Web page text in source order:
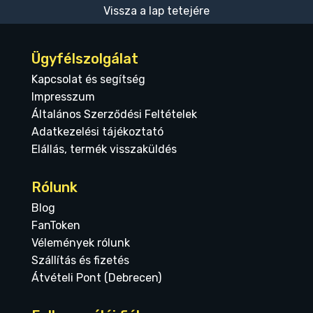
Vissza a lap tetejére
Ügyfélszolgálat
Kapcsolat és segítség
Impresszum
Általános Szerződési Feltételek
Adatkezelési tájékoztató
Elállás, termék visszaküldés
Rólunk
Blog
FanToken
Vélemények rólunk
Szállítás és fizetés
Átvételi Pont (Debrecen)